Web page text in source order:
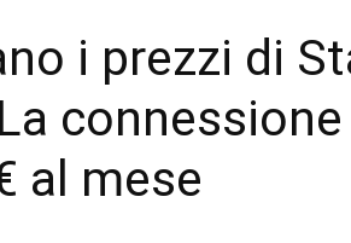
i prezzi di
al mese